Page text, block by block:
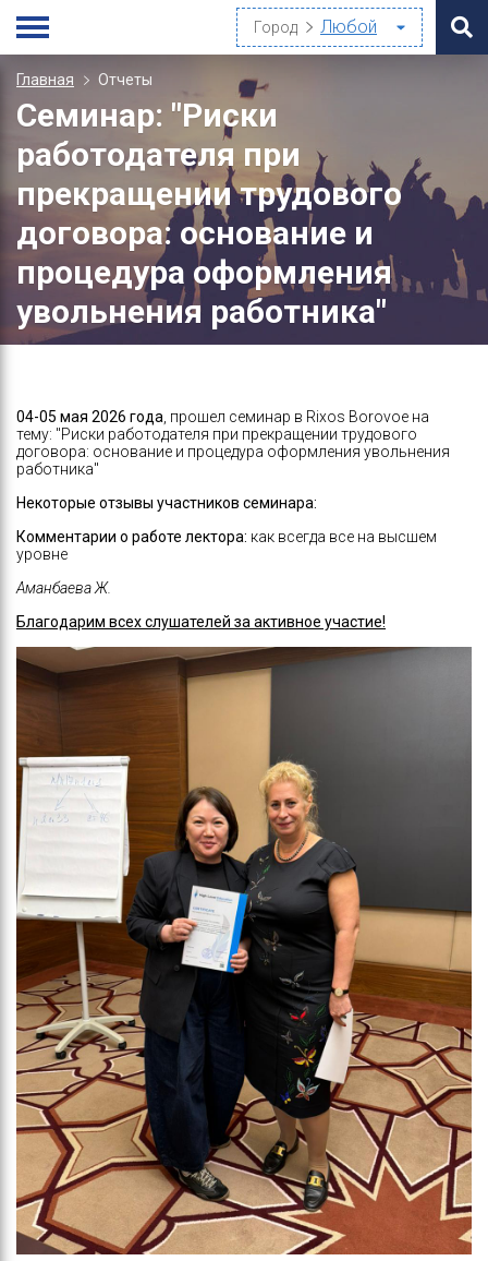
Город
Главная Отчеты
Семинар: "Риски
работодателя при
прекращении трудового
договора: основание и
процедура оформления
увольнения работника"
04-05 мая 2026 года , прошел семинар в Rixos Borovoe на
тему: "Риски работодателя при прекращении трудового
договора: основание и процедура оформления увольнения
работника"
Некоторые отзывы участников семинара:
Комментарии о работе лектора: как всегда все на высшем
уровне
Аманбаева Ж.
Благодарим всех слушателей за активное участие!